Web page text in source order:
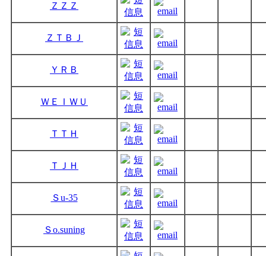
ＺＺＺ
ＺＴＢＪ
ＹＲＢ
ＷＥＩＷＵ
ＴＴＨ
ＴＪＨ
Ｓu-35
Ｓo.suning